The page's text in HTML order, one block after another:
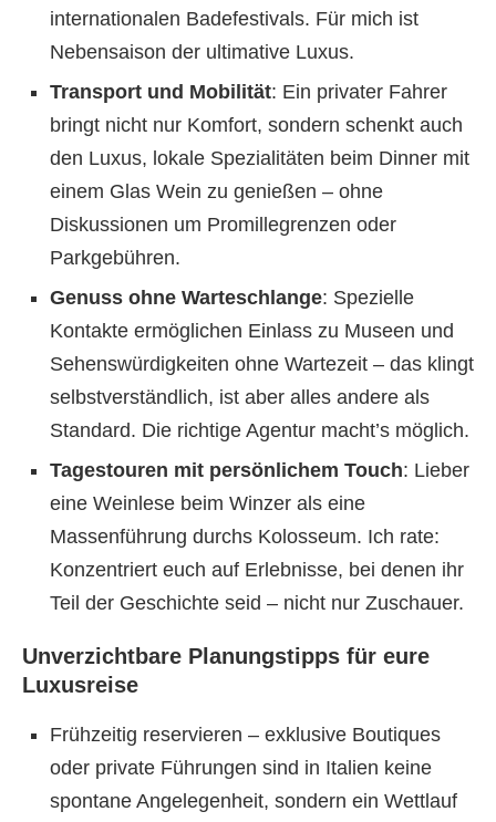
internationalen Badefestivals. Für mich ist
Nebensaison der ultimative Luxus.
Transport und Mobilität: Ein privater Fahrer
bringt nicht nur Komfort, sondern schenkt auch
den Luxus, lokale Spezialitäten beim Dinner mit
einem Glas Wein zu genießen – ohne
Diskussionen um Promillegrenzen oder
Parkgebühren.
Genuss ohne Warteschlange: Spezielle
Kontakte ermöglichen Einlass zu Museen und
Sehenswürdigkeiten ohne Wartezeit – das klingt
selbstverständlich, ist aber alles andere als
Standard. Die richtige Agentur macht’s möglich.
Tagestouren mit persönlichem Touch: Lieber
eine Weinlese beim Winzer als eine
Massenführung durchs Kolosseum. Ich rate:
Konzentriert euch auf Erlebnisse, bei denen ihr
Teil der Geschichte seid – nicht nur Zuschauer.
Unverzichtbare Planungstipps für eure
Luxusreise
Frühzeitig reservieren – exklusive Boutiques
oder private Führungen sind in Italien keine
spontane Angelegenheit, sondern ein Wettlauf